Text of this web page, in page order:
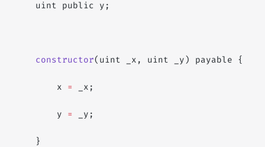
uint public y;
constructor(uint _x, uint _y) payable {
x = _x;
y = _y;
}